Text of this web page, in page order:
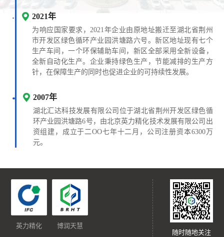
2021年
为响应国家要求，2021年企业由原地址搬迁至湖北省荆州
市开发区绿色循环产业园洪塘路六号。新区地址现有七个
生产车间，一个环保辅助车间，新区全部采用全新设备，
全新自动化生产。企业秉持绿色生产，节能减排的生产方
针，在保障生产的同时也促进企业的可持续性发展。
2007年
湖北汇达科技发展有限公司位于湖北省荆州开发区绿色循
环产业园洪塘路6号，由北京英力精化技术发展有限公司出
资组建，成立于二OO七年十二月，公司注册资本6300万
元。
英力精化 博润天慧
随时随地关注